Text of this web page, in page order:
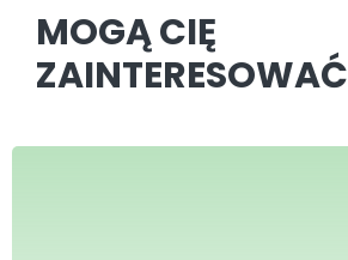
MOGĄ CIĘ
ZAINTERESOWAĆ